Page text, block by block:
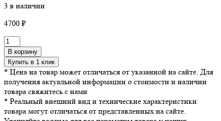
3 в наличии
4700 ₽
Количество
товара
Грунт-
краска
FaBio
Spesial
Primer
2,5л
В корзину
Купить в 1 клик
* Цена на товар может отличаться от указанной на сайте. Для
получения актуальной информации о стоимости и наличии
товара свяжитесь с нами
* Реальный внешний вид и технические характеристики
товара могут отличаться от представленных на сайте.